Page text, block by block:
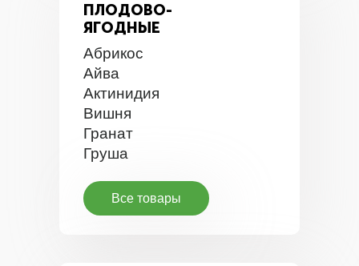
ПЛОДОВО-
ЯГОДНЫЕ
Абрикос
Айва
Актинидия
Вишня
Гранат
Груша
Все товары